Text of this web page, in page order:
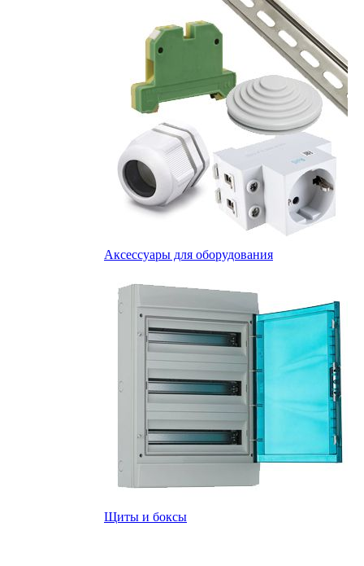
Аксессуары для оборудования
Щиты и боксы